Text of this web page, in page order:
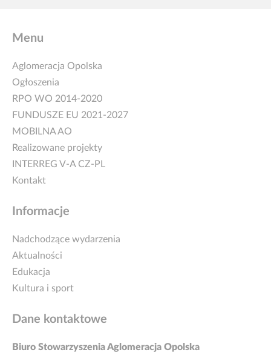
Menu
Aglomeracja Opolska
Ogłoszenia
RPO WO 2014-2020
FUNDUSZE EU 2021-2027
MOBILNA AO
Realizowane projekty
INTERREG V-A CZ-PL
Kontakt
Informacje
Nadchodzące wydarzenia
Aktualności
Edukacja
Kultura i sport
Dane kontaktowe
Biuro Stowarzyszenia Aglomeracja Opolska